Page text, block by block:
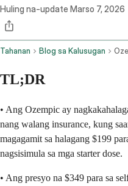
Huling na-update Marso 7, 2026
Tahanan Blog sa Kalusugan
TL;DR
• Ang Ozempic ay
nang walang insurance, kung
magagamit sa halagang $199
nagsisimula sa mga starter dose.
• Ang presyo na $349 para sa